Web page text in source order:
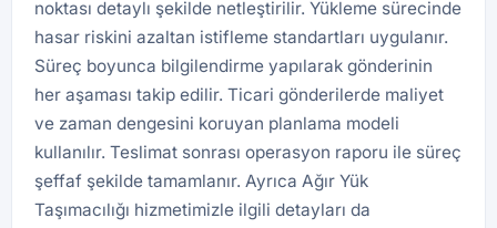
noktası detaylı şekilde netleştirilir. Yükleme sürecinde
hasar riskini azaltan istifleme standartları uygulanır.
Süreç boyunca bilgilendirme yapılarak gönderinin
her aşaması takip edilir. Ticari gönderilerde maliyet
ve zaman dengesini koruyan planlama modeli
kullanılır. Teslimat sonrası operasyon raporu ile süreç
şeffaf şekilde tamamlanır. Ayrıca Ağır Yük
Taşımacılığı hizmetimizle ilgili detayları da